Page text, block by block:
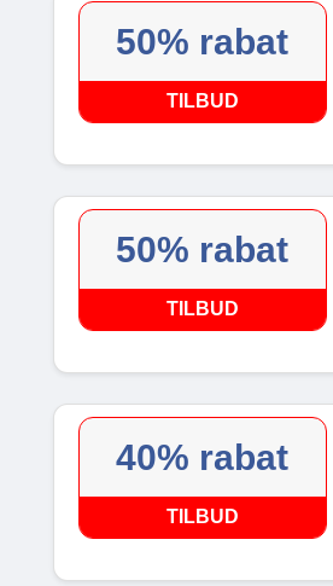
50% rabat
TILBUD
50% rabat
TILBUD
40% rabat
TILBUD